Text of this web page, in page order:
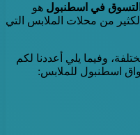
في اسطنبول هو
من محلات الملابس التي
وفيما يلي أعددنا لكم
اسطنبول للملابس: